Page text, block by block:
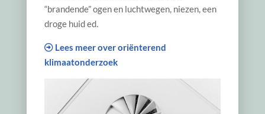
“brandende” ogen en luchtwegen, niezen, een
droge huid ed.
Lees meer over oriënterend
klimaatonderzoek